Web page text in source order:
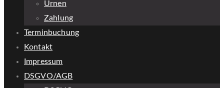
Urnen
Zahlung
Terminbuchung
Kontakt
Impressum
DSGVO/AGB